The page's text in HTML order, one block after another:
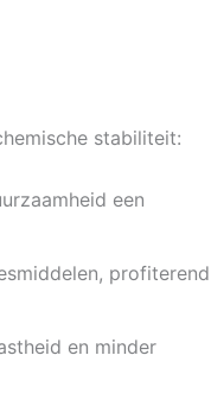
stabiliteit:
een
profiterend
en minder